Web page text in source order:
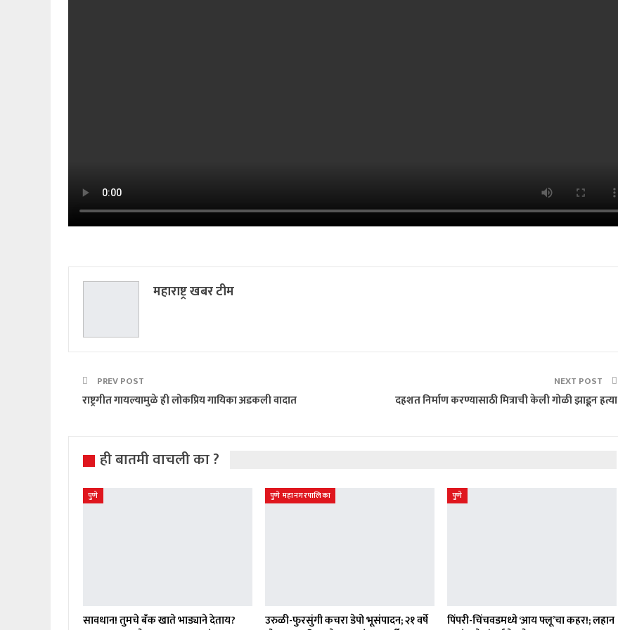
महाराष्ट्र खबर टीम
PREV POST
राष्ट्रगीत गायल्यामुळे ही लोकप्रिय गायिका अडकली वादात
NEXT POST
दहशत निर्माण करण्यासाठी मित्राची केली गोळी झाडून हत्या
ही बातमी वाचली का ?
पुणे
सावधान! तुमचे बँक खाते भाड्याने देताय?
पुणे महानगरपालिका
उरुळी-फुरसुंगी कचरा डेपो भूसंपादन; २१ वर्षे
पुणे
पिंपरी-चिंचवडमध्ये ‘आय फ्लू’चा कहर!; लहान